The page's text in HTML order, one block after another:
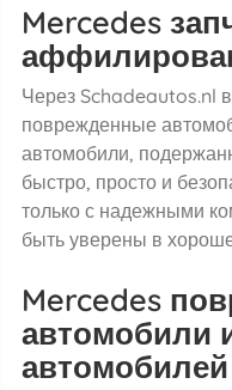
Mercedes
Через Schadeautos.nl
поврежденные
автомобили,
быстро, просто и
только с надежными
быть уверены в
Mercedes
автомобили
автомобилей